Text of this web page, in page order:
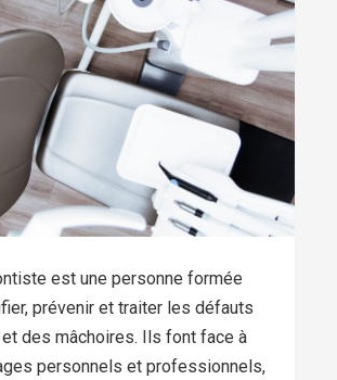
est une personne formée
prévenir et traiter les défauts
des mâchoires. Ils font face à
personnels et professionnels,